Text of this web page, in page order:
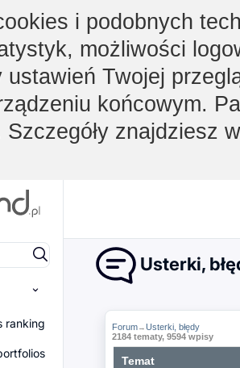
i podobnych
możliwości
ustawień Twojej
końcowym.
Szczegóły znajdziesz
ranking
Usterki,
Forum→Usterki, błędy
2184 tematy, 9594 wpisy
Temat